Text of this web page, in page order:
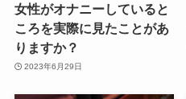
女性がオナニーしていると
ころを実際に見たことがあ
りますか？
2023年6月29日